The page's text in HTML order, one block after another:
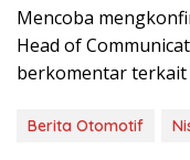
Mencoba
Head of
berkomentar
Berita Otomotif